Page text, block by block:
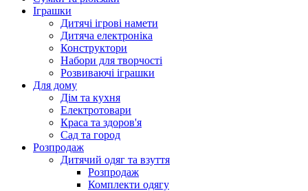
Іграшки
Дитячі ігрові намети
Дитяча електроніка
Конструктори
Набори для творчості
Розвиваючі іграшки
Для дому
Дім та кухня
Електротовари
Краса та здоров'я
Сад та город
Розпродаж
Дитячий одяг та взуття
Розпродаж
Комплекти одягу